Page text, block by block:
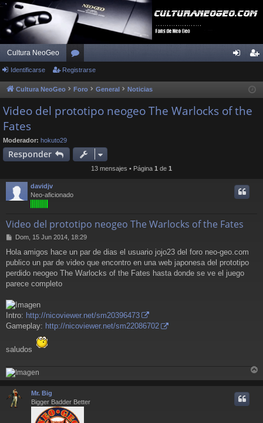
Cultura NeoGeo
or
os
fic
ist
Identificarse Registrarse
Cultura NeoGeo Foro General Noticias
Video del prototipo neogeo The Warlocks of the
Fates
Moderador: hokuto29
Responder
13 mensajes • Página 1 de 1
davidjv
Neo-aficionado
Video del prototipo neogeo The Warlocks of the Fates
M
n
s
a
Dom, 15 Jun 2014, 18:29
Hola amigos hace un par de dias el usuario jojo23 del foro neo-geo.com
publico un par de video que encontro en una web japonesa del prototipo
perdido neogeo The Warlocks of the Fates hasta donde se ve el juego
parece completo
Intro: http://nicoviewer.net/sm20396473
Gameplay: http://nicoviewer.net/sm22086702
saludos
r
Mr. Big
Bigger Badder Better